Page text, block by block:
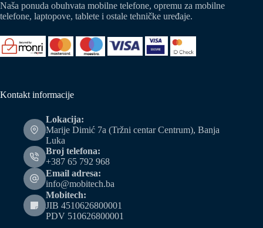
Naša ponuda obuhvata mobilne telefone, opremu za mobilne
telefone, laptopove, tablete i ostale tehničke uređaje.
Kontakt informacije
Lokacija:
Marije Dimić 7a (Tržni centar Centrum), Banja
Luka
Broj telefona:
+387 65 792 968
Email adresa:
info@mobitech.ba
Mobitech:
JIB 4510626800001
PDV 510626800001